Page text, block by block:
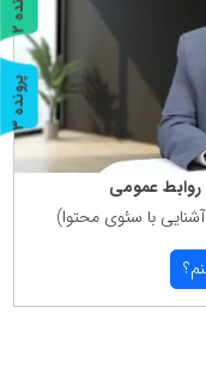
روابط عمومی
با سئوی محتوا)
ر
و
ن
د
ه
پ
ر
و
ن
د
ه
3